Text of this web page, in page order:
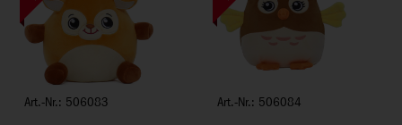
Art.-Nr.: 506083 Art.-Nr.: 506084